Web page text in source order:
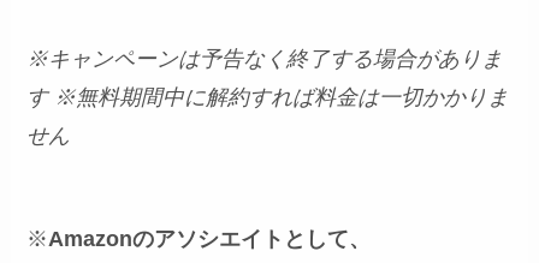
※キャンペーンは予告なく終了する場合がありま
す ※無料期間中に解約すれば料金は一切かかりま
せん
※Amazonのアソシエイトとして、